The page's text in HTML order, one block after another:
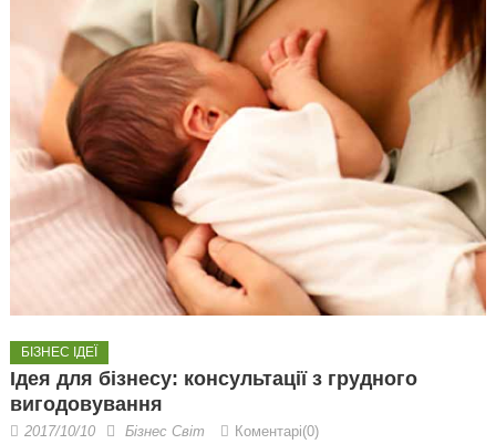
БІЗНЕС ІДЕЇ
Ідея для бізнесу: консультації з грудного
вигодовування
2017/10/10 Бізнес Світ Коментарі(0)